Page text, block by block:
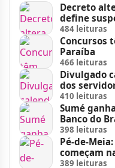
Decreto
define
feriados
484 leituras
Concursos
Paraíba
466 leituras
Divulgado
dos
410 leituras
Sumé
Banco do
398 leituras
Pé-de-
começam
389 leituras